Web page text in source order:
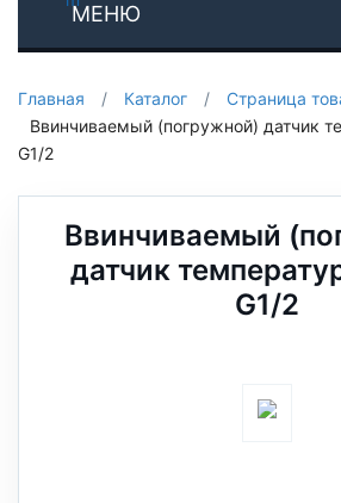
МЕНЮ
Главная / Каталог / Страница
Ввинчиваемый (погружной) датчик
G1/2
Ввинчиваемый
датчик
G1/2